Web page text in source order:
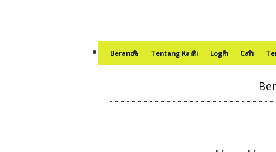
Beranda Tentang Kami Login Cari